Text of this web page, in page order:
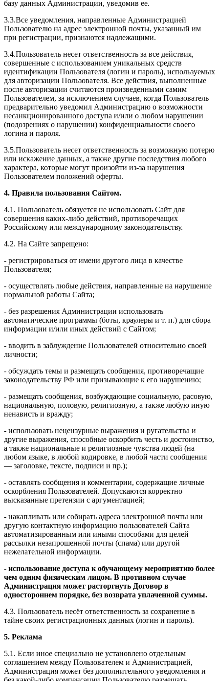
базу данных Администрации, уведомив ее.
3.3.Все уведомления, направленные Администрацией
Пользователю на адрес электронной почты, указанный им
при регистрации, признаются надлежащими.
3.4.Пользователь несет ответственность за все действия,
совершенные с использованием уникальных средств
идентификации Пользователя (логин и пароль), используемых
для авторизации Пользователя. Все действия, выполненные
после авторизации считаются произведенными самим
Пользователем, за исключением случаев, когда Пользователь
предварительно уведомил Администрацию о возможности
несанкционированного доступа и/или о любом нарушении
(подозрениях о нарушении) конфиденциальности своего
логина и пароля.
3.5.Пользователь несет ответственность за возможную потерю
или искажение данных, а также другие последствия любого
характера, которые могут произойти из-за нарушения
Пользователем положений оферты.
4. Правила пользования Сайтом.
4.1. Пользователь обязуется не использовать Сайт для
совершения каких-либо действий, противоречащих
Российскому или международному законодательству.
4.2. На Сайте запрещено:
- регистрироваться от имени другого лица в качестве
Пользователя;
- осуществлять любые действия, направленные на нарушение
нормальной работы Сайта;
- без разрешения Администрации использовать
автоматические программы (боты, краулеры и т. п.) для сбора
информации и/или иных действий с Сайтом;
- вводить в заблуждение Пользователей относительно своей
личности;
- обсуждать темы и размещать сообщения, противоречащие
законодательству РФ или призывающие к его нарушению;
- размещать сообщения, возбуждающие социальную, расовую,
национальную, половую, религиозную, а также любую иную
ненависть и вражду;
- использовать нецензурные выражения и ругательства и
другие выражения, способные оскорбить честь и достоинство,
а также национальные и религиозные чувства людей (на
любом языке, в любой кодировке, в любой части сообщения
— заголовке, тексте, подписи и пр.);
- оставлять сообщения и комментарии, содержащие личные
оскорбления Пользователей. Допускаются корректно
высказанные претензии с аргументацией;
- накапливать или собирать адреса электронной почты или
другую контактную информацию пользователей Сайта
автоматизированным или иными способами для целей
рассылки незапрошенной почты (спама) или другой
нежелательной информации.
- использование доступа к обучающему мероприятию более
чем одним физическим лицом. В противном случае
Администрация может расторгнуть Договор в
одностороннем порядке, без возврата уплаченной суммы.
4.3. Пользователь несёт ответственность за сохранение в
тайне своих регистрационных данных (логин и пароль).
5. Реклама
5.1. Если иное специально не установлено отдельным
соглашением между Пользователем и Администрацией,
Администрация может без дополнительного уведомления и